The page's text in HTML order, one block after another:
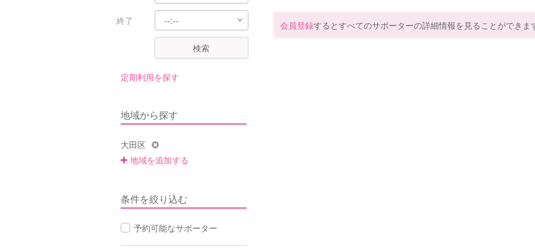
終了
検索
定期利用を探す
地域から探す
大田区
地域を追加する
条件を絞り込む
予約可能なサポーター
会員登録するとすべてのサポーターの詳細情報を見ることができま